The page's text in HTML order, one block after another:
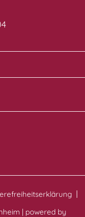
| powered by